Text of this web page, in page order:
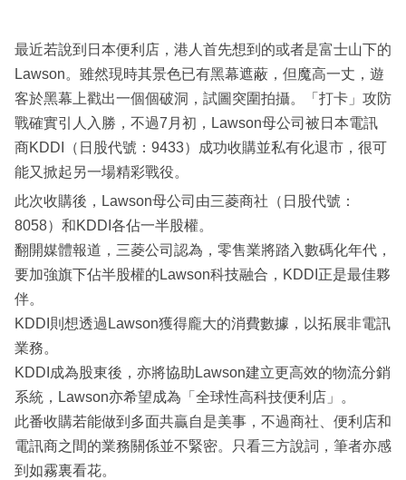
區
最近若說到日本便利店，港人首先想到的或者是富士山下的
Lawson。雖然現時其景色已有黑幕遮蔽，但魔高一丈，遊
客於黑幕上戳出一個個破洞，試圖突圍拍攝。「打卡」攻防
戰確實引人入勝，不過7月初，Lawson母公司被日本電訊
商KDDI（日股代號：9433）成功收購並私有化退市，很可
能又掀起另一場精彩戰役。
此次收購後，Lawson母公司由三菱商社（日股代號：
8058）和KDDI各佔一半股權。
翻開媒體報道，三菱公司認為，零售業將踏入數碼化年代，
要加強旗下佔半股權的Lawson科技融合，KDDI正是最佳夥
伴。
KDDI則想透過Lawson獲得龐大的消費數據，以拓展非電訊
業務。
KDDI成為股東後，亦將協助Lawson建立更高效的物流分銷
系統，Lawson亦希望成為「全球性高科技便利店」。
此番收購若能做到多面共贏自是美事，不過商社、便利店和
電訊商之間的業務關係並不緊密。只看三方說詞，筆者亦感
到如霧裏看花。